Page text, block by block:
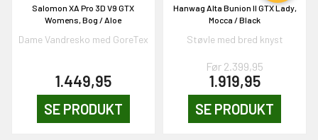
Salomon XA Pro 3D V9 GTX
Womens, Bog / Aloe
Dame Vandresko med GoreTex
1.449,95
SE PRODUKT
Hanwag Alta Bunion II GTX Lady,
Mocca / Black
Støvle med bred knyst
Før 2.399,95
1.919,95
SE PRODUKT
PÅ